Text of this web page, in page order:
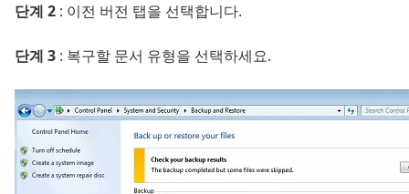
단계 2 : 이전 버전 탭을 선택합니다.
단계 3 : 복구할 문서 유형을 선택하세요.